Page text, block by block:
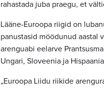
rahastada juba praegu, et
Lääne-Euroopa riigid on
panustasid möödunud aastal
arenguabi eelarve
Ungari, Sloveenia ja
„Euroopa Liidu riikide